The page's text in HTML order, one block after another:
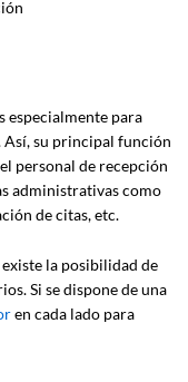
especialmente para
Así, su principal función
personal de recepción
administrativas como
de citas, etc.
la posibilidad de
Si se dispone de una
en cada lado para